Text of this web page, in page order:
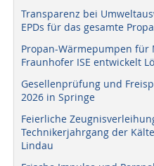
Transparenz bei
EPDs für das gesamte
Propan-Wärmepumpen
Fraunhofer ISE entwickelt
Gesellenprüfung und
2026 in Springe
Feierliche
Technikerjahrgang der
Lindau